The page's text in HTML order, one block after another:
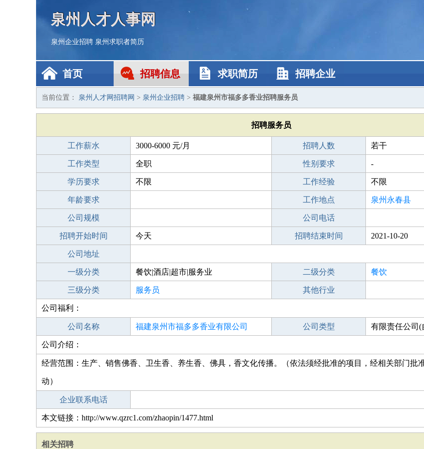
泉州人才人事网
泉州企业招聘 泉州求职者简历
首页 招聘信息 求职简历 招聘企业
当前位置： 泉州人才网招聘网 > 泉州企业招聘 > 福建泉州市福多多香业招聘服务员
招聘服务员
工作薪水 3000-6000 元/月 招聘人数 若干
工作类型 全职 性别要求 -
学历要求 不限 工作经验 不限
年龄要求 工作地点 泉州永春县
公司规模 公司电话
招聘开始时间 今天 招聘结束时间 2021-10-20
公司地址
一级分类 餐饮|酒店|超市|服务业 二级分类 餐饮
三级分类 服务员 其他行业
公司福利：
公司名称 福建泉州市福多多香业有限公司 公司类型 有限责任公司(
公司介绍：
经营范围：生产、销售佛香、卫生香、养生香、佛具，香文化传播。（依法须经批准的项目，经相关部门批
动）
企业联系电话
本文链接：http://www.qzrc1.com/zhaopin/1477.html
相关招聘